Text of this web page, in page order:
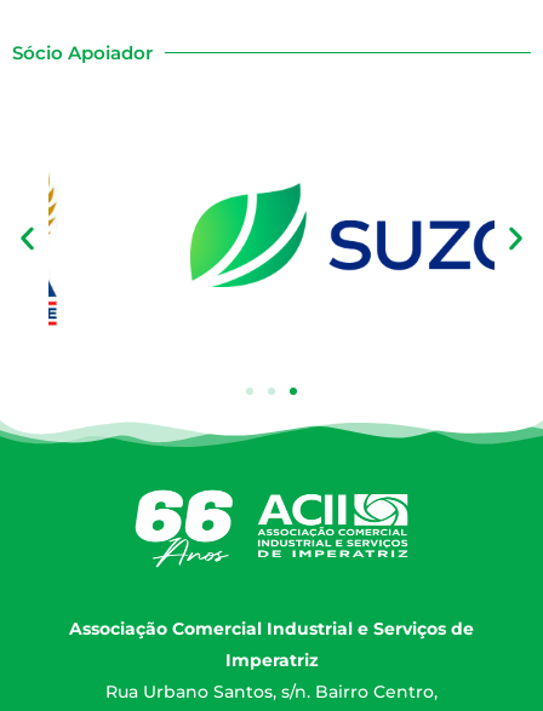
Sócio Apoiador
Associação Comercial Industrial e Serviços de
Imperatriz
Rua Urbano Santos, s/n. Bairro Centro,